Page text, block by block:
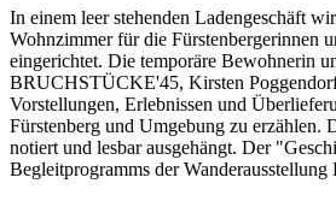
In einem leer stehenden Ladengeschäft
Wohnzimmer für die Fürstenbergerinnen
eingerichtet. Die temporäre Bewohnerin
BRUCHSTÜCKE'45, Kirsten
Vorstellungen, Erlebnissen und
Fürstenberg und Umgebung zu erzählen.
notiert und lesbar ausgehängt. Der
Begleitprogramms der